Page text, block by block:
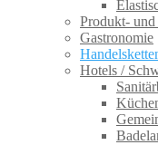
Produkt-
Gastronomie
Hotels /